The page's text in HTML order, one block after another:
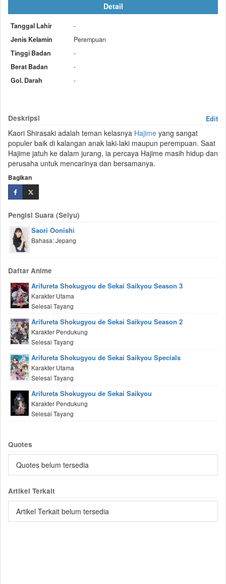
Detail
Tanggal Lahir
-
Jenis Kelamin
Perempuan
Tinggi Badan
-
Berat Badan
-
Gol. Darah
-
Deskripsi Edit
Kaori Shirasaki adalah teman kelasnya Hajime yang sangat
populer baik di kalangan anak laki-laki maupun perempuan. Saat
Hajime jatuh ke dalam jurang, ia percaya Hajime masih hidup dan
perusaha untuk mencarinya dan bersamanya.
Bagikan
Pengisi Suara (Seiyu)
Saori Oonishi
Bahasa: Jepang
Daftar Anime
Arifureta Shokugyou de Sekai Saikyou Season 3
Karakter Utama
Selesai Tayang
Arifureta Shokugyou de Sekai Saikyou Season 2
Karakter Pendukung
Selesai Tayang
Arifureta Shokugyou de Sekai Saikyou Specials
Karakter Utama
Selesai Tayang
Arifureta Shokugyou de Sekai Saikyou
Karakter Pendukung
Selesai Tayang
Quotes
Quotes belum tersedia
Artikel Terkait
Artikel Terkait belum tersedia